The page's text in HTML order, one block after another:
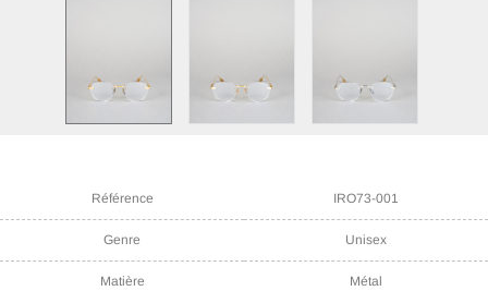
Référence IRO73-001
Genre Unisex
Matière Métal